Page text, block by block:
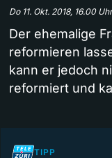
Do 11. Okt. 2018, 16.00 Uhr
Der ehemalige
reformieren
kann er jedoch
reformiert und
TIPP